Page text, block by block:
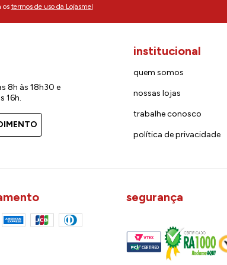
os termos de uso da Lojasmel
8h às 18h30 e
16h.
institucional
quem somos
nossas lojas
trabalhe conosco
política de privacidade
segurança